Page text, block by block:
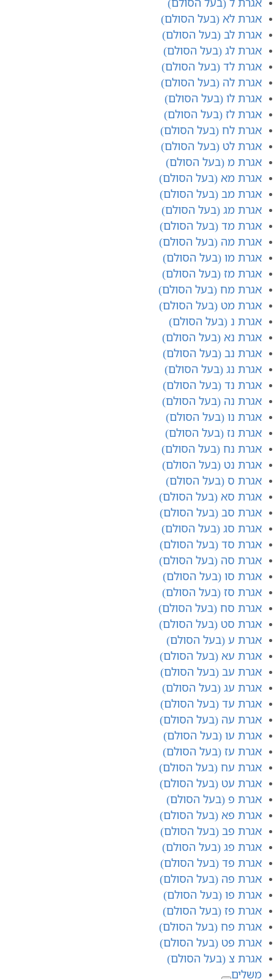
אגרת לא (בעל הסולם)
אגרת לב (בעל הסולם)
אגרת לג (בעל הסולם)
אגרת לד (בעל הסולם)
אגרת לה (בעל הסולם)
אגרת לו (בעל הסולם)
אגרת לז (בעל הסולם)
אגרת לח (בעל הסולם)
אגרת לט (בעל הסולם)
אגרת מ (בעל הסולם)
אגרת מא (בעל הסולם)
אגרת מב (בעל הסולם)
אגרת מג (בעל הסולם)
אגרת מד (בעל הסולם)
אגרת מה (בעל הסולם)
אגרת מו (בעל הסולם)
אגרת מז (בעל הסולם)
אגרת מח (בעל הסולם)
אגרת מט (בעל הסולם)
אגרת נ (בעל הסולם)
אגרת נא (בעל הסולם)
אגרת נב (בעל הסולם)
אגרת נג (בעל הסולם)
אגרת נד (בעל הסולם)
אגרת נ​ה (בעל הסולם)
אגרת נ​ו (בעל הסולם)
אגרת נ​ז (בעל הסולם)
אגרת נ​ח (בעל הסולם)
אגרת נ​ט (בעל הסולם)
אגרת ס (בעל הסולם)
אגרת ס​א (בעל הסולם)
אגרת סב (בעל הסולם)
אגרת סג (בעל הסולם)
אגרת סד (בעל הסולם)
אגרת סה (בעל הסולם)
אגרת סו (בעל הסולם)
אגרת סז (בעל הסולם)
אגרת סח (בעל הסולם)
אגרת סט (בעל הסולם)
אגרת ע (בעל הסולם)
אגרת עא (בעל הסולם)
אגרת עב (בעל הסולם)
אגרת עג (בעל הסולם)
אגרת עד (בעל הסולם)
אגרת עה (בעל הסולם)
אגרת עו (בעל הסולם)
אגרת עז (בעל הסולם)
אגרת עח (בעל הסולם)
אגרת עט (בעל הסולם)
אגרת פ (בעל הסולם)
אגרת פא (בעל הסולם)
אגרת פב (בעל הסולם)
אגרת פג (בעל הסולם)
אגרת פד (בעל הסולם)
אגרת פה (בעל הסולם)
אגרת פו (בעל הסולם)
אגרת פז (בעל הסולם)
אגרת פח (בעל הסולם)
אגרת פט (בעל הסולם)
אגרת צ (בעל הסולם)
משלים